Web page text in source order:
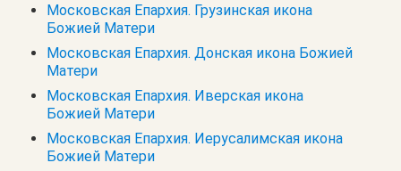
Московская Епархия. Грузинская икона
Божией Матери
Московская Епархия. Донская икона Божией
Матери
Московская Епархия. Иверская икона
Божией Матери
Московская Епархия. Иерусалимская икона
Божией Матери